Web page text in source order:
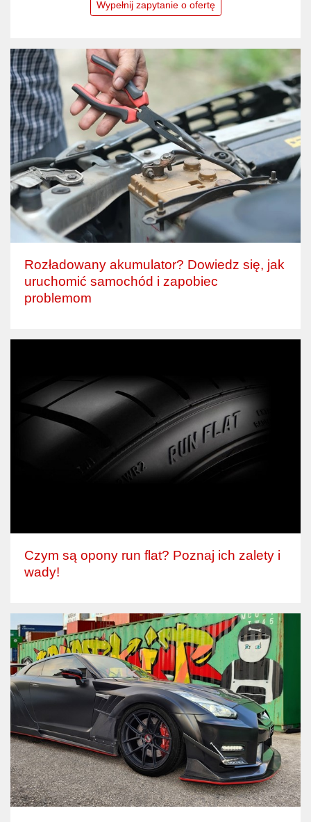
Wypełnij zapytanie o ofertę
Rozładowany akumulator? Dowiedz się, jak
uruchomić samochód i zapobiec
problemom
Czym są opony run flat? Poznaj ich zalety i
wady!